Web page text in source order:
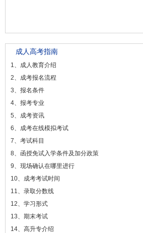
成人高考指南
1、成人教育介绍
2、成考报名流程
3、报名条件
4、报考专业
5、成考资讯
6、成考在线模拟考试
7、考试科目
8、函授免试入学条件及加分政策
9、现场确认在哪里进行
10、成考考试时间
11、录取分数线
12、学习形式
13、期末考试
14、高升专介绍